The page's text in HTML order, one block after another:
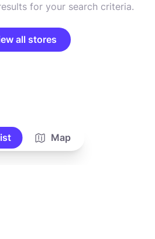
for your search criteria.
all stores
Map